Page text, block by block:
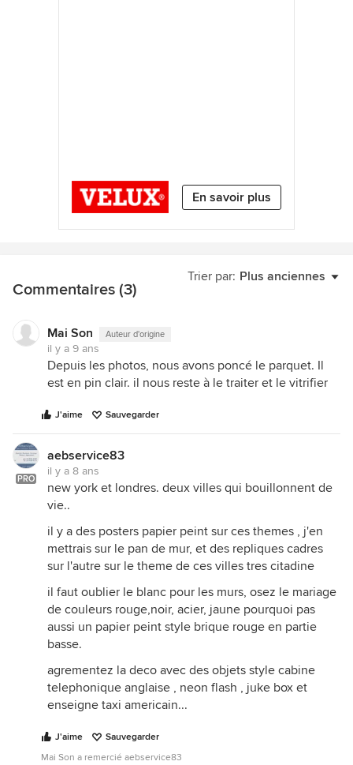
En savoir plus
Trier par: Plus anciennes
Commentaires (3)
Mai Son Auteur d'origine
il y a 9 ans
Depuis les photos, nous avons poncé le parquet. Il
est en pin clair. il nous reste à le traiter et le vitrifier
J'aime Sauvegarder
PRO
aebservice83
il y a 8 ans
new york et londres. deux villes qui bouillonnent de
vie..
il y a des posters papier peint sur ces themes , j'en
mettrais sur le pan de mur, et des repliques cadres
sur l'autre sur le theme de ces villes tres citadine
il faut oublier le blanc pour les murs, osez le mariage
de couleurs rouge,noir, acier, jaune pourquoi pas
aussi un papier peint style brique rouge en partie
basse.
agrementez la deco avec des objets style cabine
telephonique anglaise , neon flash , juke box et
enseigne taxi americain...
J'aime
Sauvegarder
Mai Son a remercié aebservice83